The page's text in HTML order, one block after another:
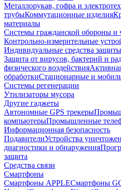
Металлорукав, гофра и
трубыКоммутационные изделия
материалы
Системы гражданской обороны и
Контрольно-измерительные
Индивидуальные средства защиты
Защита от вирусов, бактерий и
физического воздействия
обработкиСтационарные и
Системы регенерации
Утилизаторы мусора
Другие гаджеты
Автономные GPS трекеры
компьютерыПромышленные
Информационная безопасность
ПодавителиУстройства
диагностики и обнаружения
защита
Средства связи
Смартфоны
Смартфоны APPLEСмартфоны